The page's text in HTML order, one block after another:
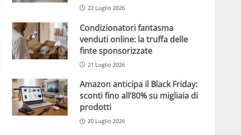
22 Luglio 2026
Condizionatori fantasma
venduti online: la truffa delle
finte sponsorizzate
21 Luglio 2026
Amazon anticipa il Black Friday:
sconti fino all’80% su migliaia di
prodotti
20 Luglio 2026